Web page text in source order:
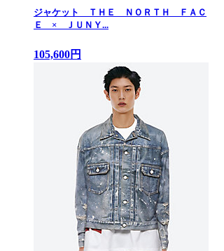
ジャケット ＴＨＥ ＮＯＲＴＨ ＦＡＣ
Ｅ × ＪＵＮＹ...
105,600円